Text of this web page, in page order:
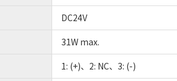
DC24V
31W max.
1: (+)、2: NC、3: (-)